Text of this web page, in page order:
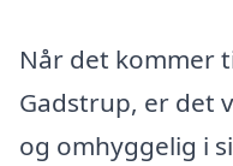
Når det kommer
Gadstrup, er det
og omhyggelig i